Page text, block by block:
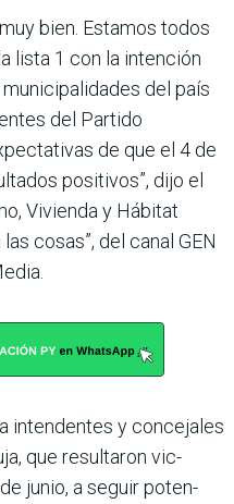
bien. Estamos todos
lista 1 con la inten­ción
del país
del Partido
de que el 4 de
positivos”, dijo el
Vivienda y Hábitat
cosas”, del canal GEN
intendentes y conceja­les
que resultaron vic­
junio, a seguir poten­